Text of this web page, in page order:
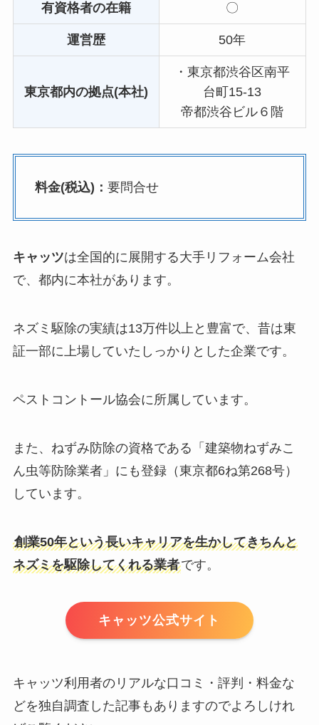
有資格者の在籍 〇
運営歴 50年
東京都内の拠点(本社)
・東京都渋谷区南平
台町15-13
帝都渋谷ビル６階
料金(税込)： 要問合せ
キャッツは全国的に展開する大手リフォーム会社
で、都内に本社があります。
ネズミ駆除の実績は13万件以上と豊富で、昔は東
証一部に上場していたしっかりとした企業です。
ペストコントール協会に所属しています。
また、ねずみ防除の資格である「建築物ねずみこ
ん虫等防除業者」にも登録（東京都6ね第268号）
しています。
創業50年という長いキャリアを生かしてきちんと
ネズミを駆除してくれる業者です。
キャッツ公式サイト
キャッツ利用者のリアルな口コミ・評判・料金な
どを独自調査した記事もありますのでよろしけれ